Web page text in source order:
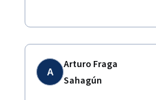
A
Arturo Fraga
Sahagún